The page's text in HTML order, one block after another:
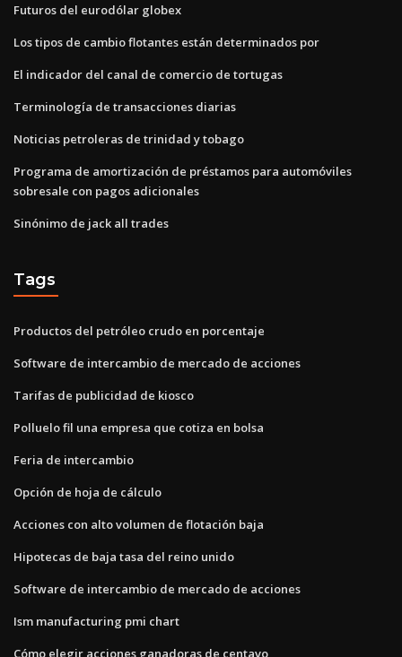
Futuros del eurodólar globex
Los tipos de cambio flotantes están determinados por
El indicador del canal de comercio de tortugas
Terminología de transacciones diarias
Noticias petroleras de trinidad y tobago
Programa de amortización de préstamos para automóviles
sobresale con pagos adicionales
Sinónimo de jack all trades
Tags
Productos del petróleo crudo en porcentaje
Software de intercambio de mercado de acciones
Tarifas de publicidad de kiosco
Polluelo fil una empresa que cotiza en bolsa
Feria de intercambio
Opción de hoja de cálculo
Acciones con alto volumen de flotación baja
Hipotecas de baja tasa del reino unido
Software de intercambio de mercado de acciones
Ism manufacturing pmi chart
Cómo elegir acciones ganadoras de centavo